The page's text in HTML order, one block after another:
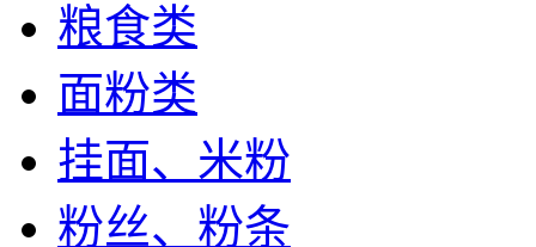
粮食类
面粉类
挂面、米粉
粉丝、粉条